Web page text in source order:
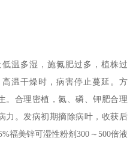
温多湿，施氮肥过多，植株过
温干燥时，病害停止蔓延。方
。合理密植，氮、磷、钾肥合理
力。发病初期摘除病叶，收获后
福美锌可湿性粉剂300～500倍液